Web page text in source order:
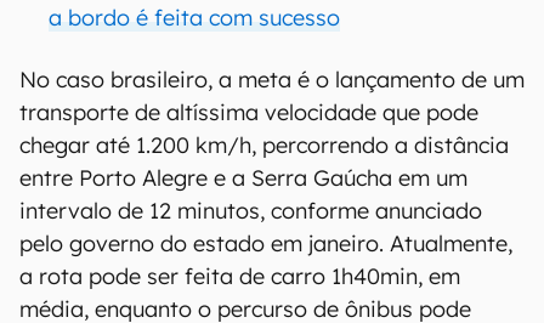
a bordo é feita com sucesso
No caso brasileiro, a meta é o lançamento de um
transporte de altíssima velocidade que pode
chegar até 1.200 km/h, percorrendo a distância
entre Porto Alegre e a Serra Gaúcha em um
intervalo de 12 minutos, conforme anunciado
pelo governo do estado em janeiro. Atualmente,
a rota pode ser feita de carro 1h40min, em
média, enquanto o percurso de ônibus pode